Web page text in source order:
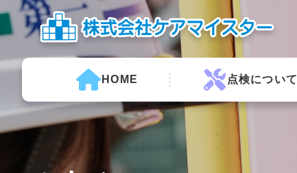
HOME 点検について